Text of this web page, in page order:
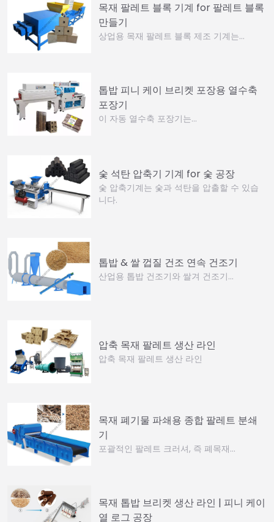
목재 팔레트 블록 기계 for 팔레트 블록
만들기
상업용 목재 팔레트 블록 제조 기계는…
톱밥 피니 케이 브리켓 포장용 열수축
포장기
이 자동 열수축 포장기는…
숯 석탄 압축기 기계 for 숯 공장
숯 압축기계는 숯과 석탄을 압출할 수 있습
니다.
톱밥 & 쌀 껍질 건조 연속 건조기
산업용 톱밥 건조기와 쌀겨 건조기…
압축 목재 팔레트 생산 라인
압축 목재 팔레트 생산 라인
목재 폐기물 파쇄용 종합 팔레트 분쇄
기
포괄적인 팔레트 크러셔, 즉 폐목재…
목재 톱밥 브리켓 생산 라인 | 피니 케이
열 로그 공장